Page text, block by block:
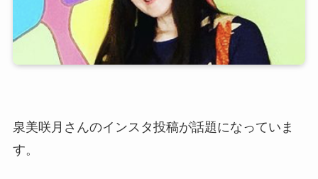
泉美咲月さんのインスタ投稿が話題になっていま
す。